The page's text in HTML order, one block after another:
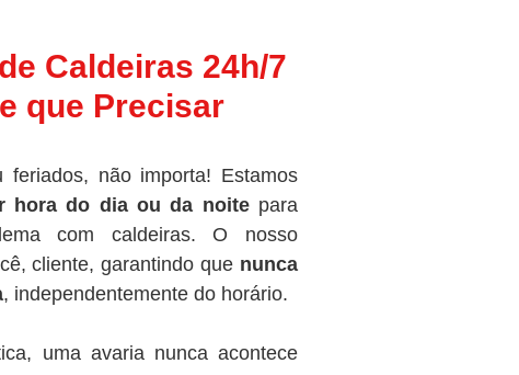
Caldeiras 24h/7
que Precisar
feriados, não importa! Estamos
hora do dia ou da noitepara
com caldeiras. O nosso
cliente, garantindo que nunca
, independentemente do horário.
uma avaria nunca acontece